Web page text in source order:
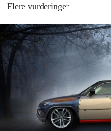
Flere vurderinger